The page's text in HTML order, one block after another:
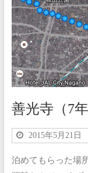
善光寺（7
2015年5月21日
泊めてもらった場